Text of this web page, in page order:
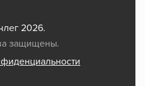
2026.
защищены.